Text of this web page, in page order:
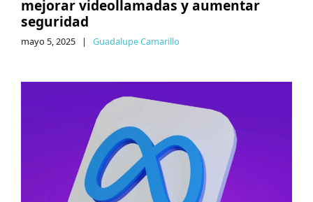
mejorar videollamadas y aumentar
seguridad
mayo 5, 2025 | Guadalupe Camarillo